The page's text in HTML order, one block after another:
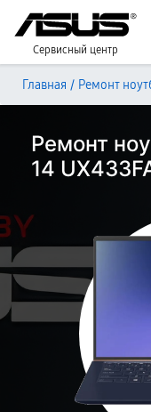
Сервисный центр
Главная / Ремонт
Ремонт
14